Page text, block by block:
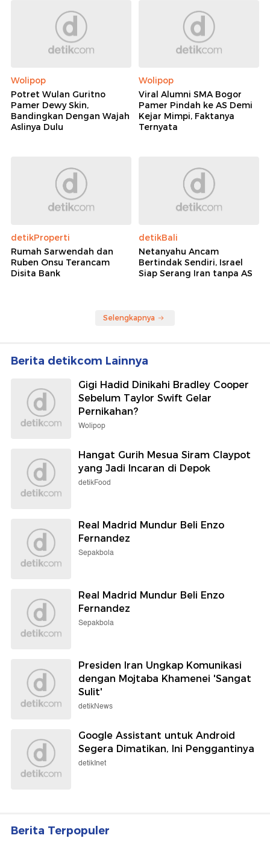
Wolipop
Potret Wulan Guritno
Pamer Dewy Skin,
Bandingkan Dengan Wajah
Aslinya Dulu
Wolipop
Viral Alumni SMA Bogor
Pamer Pindah ke AS Demi
Kejar Mimpi, Faktanya
Ternyata
detikProperti
Rumah Sarwendah dan
Ruben Onsu Terancam
Disita Bank
detikBali
Netanyahu Ancam
Bertindak Sendiri, Israel
Siap Serang Iran tanpa AS
Selengkapnya
Berita detikcom Lainnya
Gigi Hadid Dinikahi Bradley Cooper
Sebelum Taylor Swift Gelar
Pernikahan?
Wolipop
Hangat Gurih Mesua Siram Claypot
yang Jadi Incaran di Depok
detikFood
Real Madrid Mundur Beli Enzo
Fernandez
Sepakbola
Real Madrid Mundur Beli Enzo
Fernandez
Sepakbola
Presiden Iran Ungkap Komunikasi
dengan Mojtaba Khamenei 'Sangat
Sulit'
detikNews
Google Assistant untuk Android
Segera Dimatikan, Ini Penggantinya
detikInet
Berita Terpopuler